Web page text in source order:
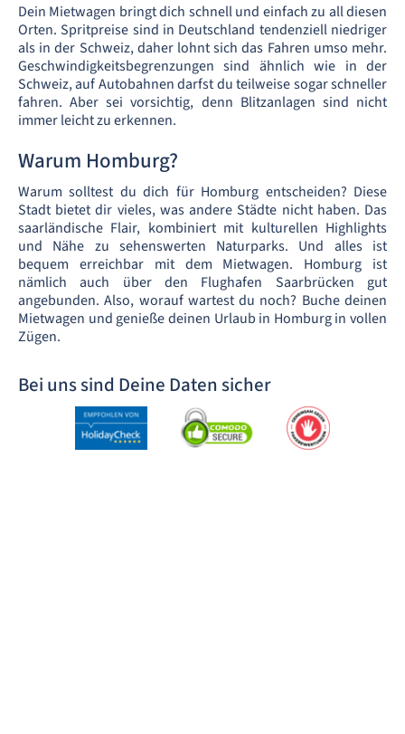
Dein Mietwagen bringt dich schnell und einfach zu all diesen
Orten. Spritpreise sind in Deutschland tendenziell niedriger
als in der Schweiz, daher lohnt sich das Fahren umso mehr.
Geschwindigkeitsbegrenzungen sind ähnlich wie in der
Schweiz, auf Autobahnen darfst du teilweise sogar schneller
fahren. Aber sei vorsichtig, denn Blitzanlagen sind nicht
immer leicht zu erkennen.
Warum Homburg?
Warum solltest du dich für Homburg entscheiden? Diese
Stadt bietet dir vieles, was andere Städte nicht haben. Das
saarländische Flair, kombiniert mit kulturellen Highlights
und Nähe zu sehenswerten Naturparks. Und alles ist
bequem erreichbar mit dem Mietwagen. Homburg ist
nämlich auch über den Flughafen Saarbrücken gut
angebunden. Also, worauf wartest du noch? Buche deinen
Mietwagen und genieße deinen Urlaub in Homburg in vollen
Zügen.
Bei uns sind Deine Daten sicher